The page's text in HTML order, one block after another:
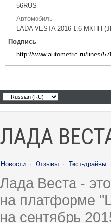
56RUS
Автомобиль
LADA VESTA 2016 1.6 МКПП
Подпись
http://www.autometric.ru/lines/
ЛАДА
Новости · Отзывы · Тест-драйвы ·
Лада Веста -
на платформе
на сентябрь